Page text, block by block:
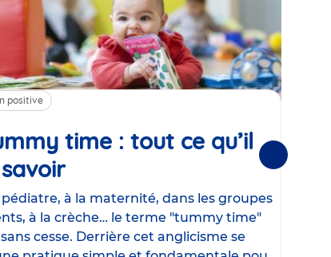
positive
time : tout ce qu’il
Article
pédiatre, à la maternité, dans les groupes
à la crèche… le terme "tummy time"
cesse. Derrière cet anglicisme se
Suivantes